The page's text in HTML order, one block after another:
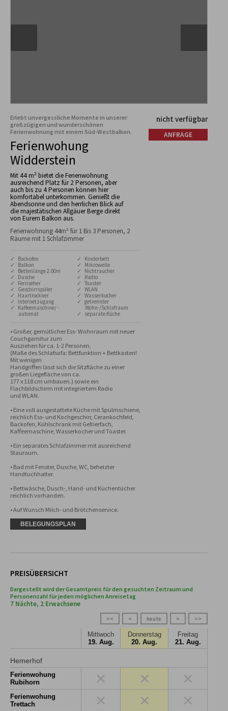
Erlebt unvergessliche Momente in unserer
großzügigen und wunderschönen
Ferienwohnung mit einem Süd-Westbalkon.
Ferienwohung
Widderstein
Mit 44 m² bietet die Ferienwohnung
ausreichend Platz für 2 Personen, aber
auch bis zu 4 Personen können hier
komfortabel unterkommen. Genießt die
Abendsonne und den herrlichen Blick auf
die majestätischen Allgäuer Berge direkt
von Eurem Balkon aus.
Ferienwohnung 44m² für 1 Bis 3 Personen, 2
Räume mit 1 Schlafzimmer
✓ Backofen
✓ Balkon
✓ Bettenlänge 2.00m
✓ Dusche
✓ Fernseher
✓ Geschirrspüler
✓ Haartrockner
✓ Internetzugang
✓ Kaffeemaschine/ -
automat
✓ Kinderbett
✓ Mikrowelle
✓ Nichtraucher
✓ Radio
✓ Toaster
✓ WLAN
✓ Wasserkocher
✓ getrennter
Wohn-/Schlafraum
✓ separate Küche
• Großer, gemütlicher Ess- Wohnraum mit neuer
Couchgarnitur zum
Ausziehen für ca. 1-2 Personen.
(Maße des Schlafsofa: Bettfunktion + Bettkasten!
Mit wenigen
Handgriffen lässt sich die Sitzfläche zu einer
großen Liegefläche von ca.
177 x 118 cm umbauen.) sowie ein
Flachbildschirm mit integriertem Radio
und WLAN.
• Eine voll ausgestattete Küche mit Spülmschiene,
reichlich Ess- und Kochgeschirr, Cerankochfeld,
Backofen, Kühlschrank mit Gefrierfach,
Kaffeemaschine, Wasserkocher und Toaster.
• Ein separates Schlafzimmer mit ausreichend
Stauraum.
• Bad mit Fenster, Dusche, WC, beheizter
Handtuchhalter.
• Bettwäsche, Dusch-, Hand- und Küchentücher
reichlich vorhanden.
• Auf Wunsch Milch- und Brötchenservice.
nicht verfügbar
ANFRAGE
BELEGUNGSPLAN
PREISÜBERSICHT
Dargestellt wird der Gesamtpreis für den gesuchten Zeitraum und
Personenzahl für jeden möglichen Anreisetag
7 Nächte, 2 Erwachsene
>>
>
heute
<
<<
Mittwoch
19. Aug.
Donnerstag
20. Aug.
Freitag
21. Aug.
Hemerhof
Ferienwohung
Rubihorn
× × ×
Ferienwohung
Trettach
× × ×